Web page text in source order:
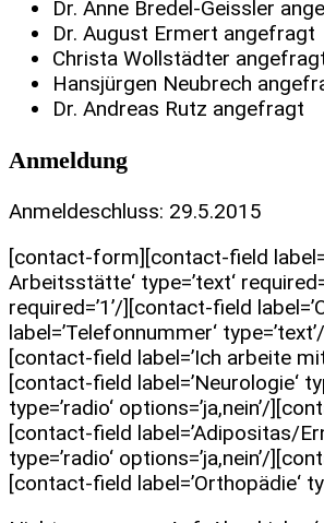
Dr. Anne Bredel-Geissler
Dr. August Ermert angefragt
Christa Wollstädter
Hansjürgen Neubrech
Dr. Andreas Rutz angefragt
Anmeldung
Anmeldeschluss: 29.5.2015
[contact-form][contact-field
Arbeitsstätte‘ type=’text‘
required=’1’/][contact-field
label=’Telefonnummer‘
[contact-field label=’Ich arbeite
[contact-field label=’Neurologie‘
type=’radio‘ options=’ja,nein’/
[contact-field label=’Adipositas/
type=’radio‘ options=’ja,nein’/
[contact-field label=’Orthopädie‘